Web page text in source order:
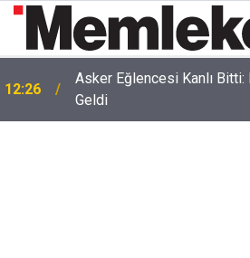
12:26
Asker Eğlencesi Kanlı Bitti:
Geldi